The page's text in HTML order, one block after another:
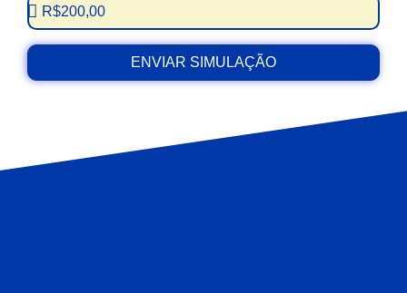
ENVIAR SIMULAÇÃO